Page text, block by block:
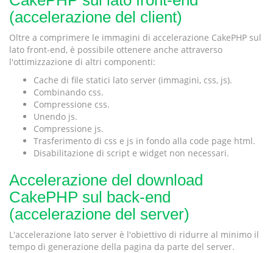
(accelerazione del client)
Oltre a comprimere le immagini di accelerazione CakePHP sul
lato front-end, è possibile ottenere anche attraverso
l'ottimizzazione di altri componenti:
Cache di file statici lato server (immagini, css, js).
Combinando css.
Compressione css.
Unendo js.
Compressione js.
Trasferimento di css e js in fondo alla code page html.
Disabilitazione di script e widget non necessari.
Accelerazione del download
CakePHP sul back-end
(accelerazione del server)
L'accelerazione lato server è l'obiettivo di ridurre al minimo il
tempo di generazione della pagina da parte del server.